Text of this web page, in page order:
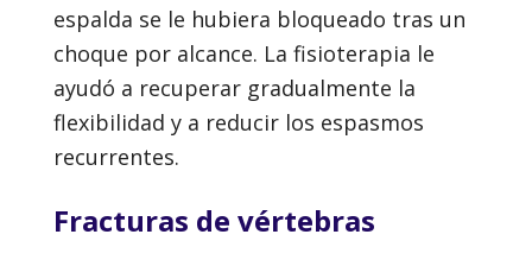
espalda se le hubiera bloqueado tras un
choque por alcance. La fisioterapia le
ayudó a recuperar gradualmente la
flexibilidad y a reducir los espasmos
recurrentes.
Fracturas de vértebras